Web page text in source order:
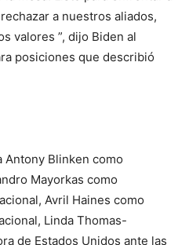
a nuestros aliados,
valores ”, dijo Biden al
posiciones que describió
Antony Blinken como
Mayorkas como
Avril Haines como
Linda Thomas-
de Estados Unidos ante las